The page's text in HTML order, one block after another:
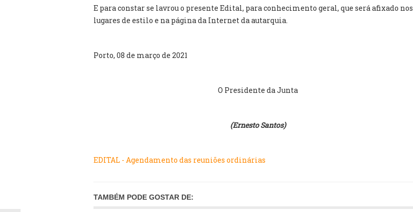
E para constar se lavrou o presente Edital, para conhecimento geral, que será afixado nos
lugares de estilo e na página da Internet da autarquia.
Porto, 08 de março de 2021
O Presidente da Junta
(Ernesto Santos)
EDITAL - Agendamento das reuniões ordinárias
TAMBÉM PODE GOSTAR DE: